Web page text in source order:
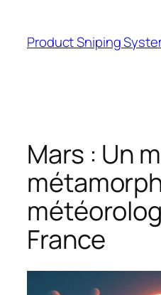
content
Product Sniping
Mars : Un
France